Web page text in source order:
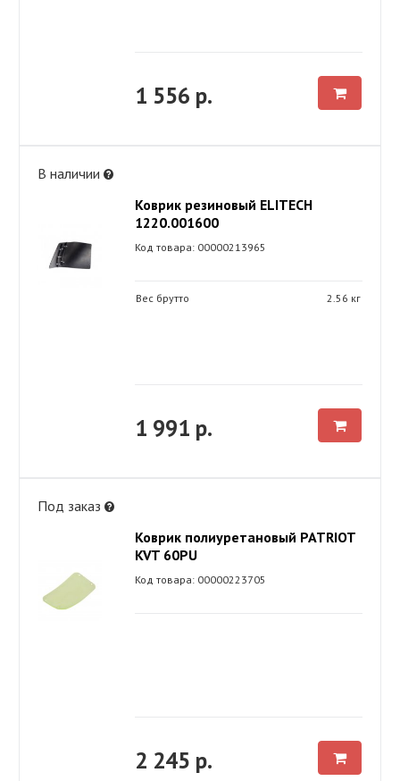
1 556 р.
В наличии
Коврик резиновый ELITECH
1220.001600
Код товара: 00000213965
Вес брутто 2.56 кг
1 991 р.
Под заказ
Коврик полиуретановый PATRIOT
KVT 60PU
Код товара: 00000223705
2 245 р.